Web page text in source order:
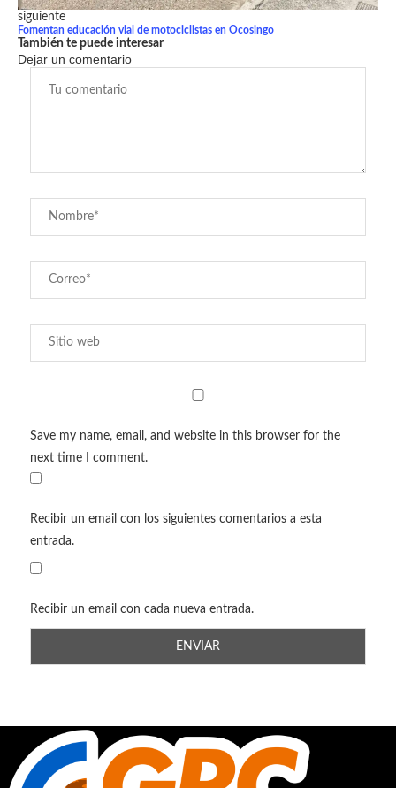
siguiente
Fomentan educación vial de motociclistas en Ocosingo
También te puede interesar
Dejar un comentario
Save my name, email, and website in this browser for the
next time I comment.
Recibir un email con los siguientes comentarios a esta
entrada.
Recibir un email con cada nueva entrada.